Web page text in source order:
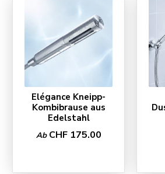
Elégance Kneipp-
Kombibrause aus
Edelstahl
Ab CHF 175.00